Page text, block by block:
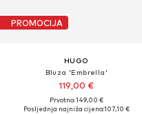
PROMOCIJA
HUGO
Bluza 'Embrella'
119,00 €
Prvotno: 149,00 €
Posljednja najniža cijena:107,10 €